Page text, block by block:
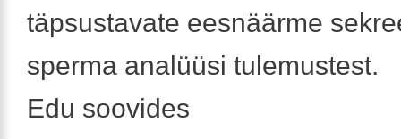
täpsustavate eesnäärme
sperma analüüsi tulemustest.
Edu soovides